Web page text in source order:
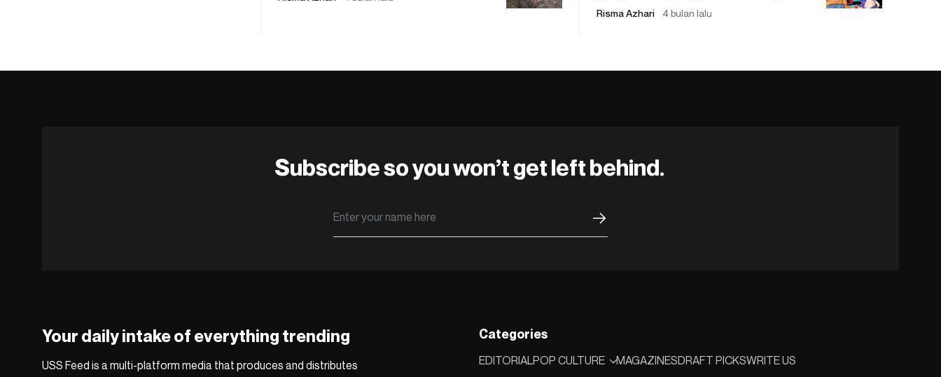
Risma Azhari 4 bulan lalu
Subscribe so you won’t get left behind.
Your daily intake of everything trending
USS Feed is a multi-platform media that produces and distributes
Categories
EDITORIALPOP CULTURE MAGAZINESDRAFT PICKSWRITE US